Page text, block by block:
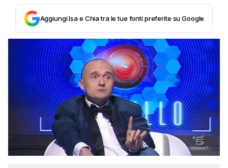
Aggiungi Isa e Chia tra le tue fonti preferite su Google